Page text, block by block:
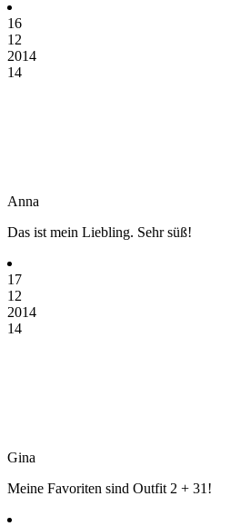
16
12
2014
14
Anna
Das ist mein Liebling. Sehr süß!
17
12
2014
14
Gina
Meine Favoriten sind Outfit 2 + 31!